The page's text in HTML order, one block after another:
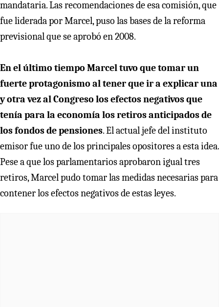
mandataria. Las recomendaciones de esa comisión, que
fue liderada por Marcel, puso las bases de la reforma
previsional que se aprobó en 2008.
En el último tiempo Marcel tuvo que tomar un
fuerte protagonismo al tener que ir a explicar una
y otra vez al Congreso los efectos negativos que
tenía para la economía los retiros anticipados de
los fondos de pensiones. El actual jefe del instituto
emisor fue uno de los principales opositores a esta idea.
Pese a que los parlamentarios aprobaron igual tres
retiros, Marcel pudo tomar las medidas necesarias para
contener los efectos negativos de estas leyes.